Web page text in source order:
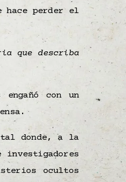
hace perder el
que describa
con un
donde, a la
ocultos